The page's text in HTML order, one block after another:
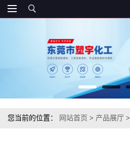
您当前的位置： 网站首页 > 产品展厅 >